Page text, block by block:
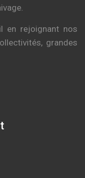
en rejoignant nos
grandes